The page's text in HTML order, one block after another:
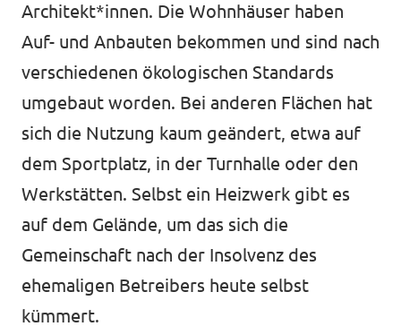
Architekt*innen. Die Wohnhäuser haben
Auf- und Anbauten bekommen und sind nach
verschiedenen ökologischen Standards
umgebaut worden. Bei anderen Flächen hat
sich die Nutzung kaum geändert, etwa auf
dem Sportplatz, in der Turnhalle oder den
Werkstätten. Selbst ein Heizwerk gibt es
auf dem Gelände, um das sich die
Gemeinschaft nach der Insolvenz des
ehemaligen Betreibers heute selbst
kümmert.